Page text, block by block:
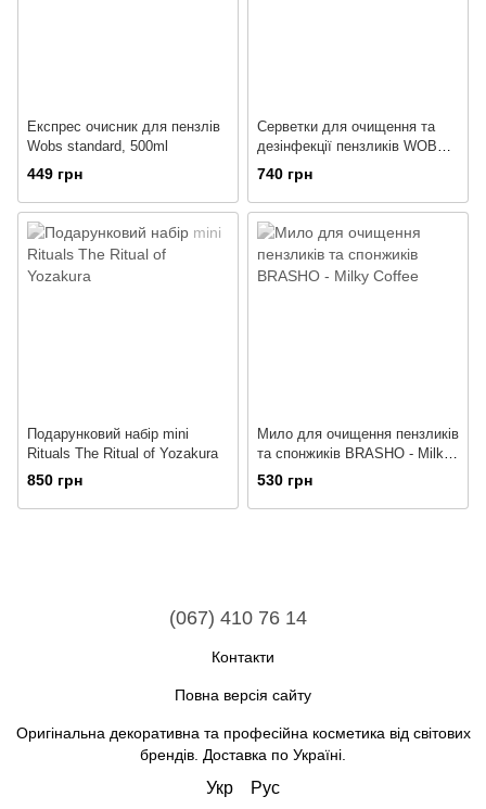
Експрес очисник для пензлів
Wobs standard, 500ml
449 грн
Серветки для очищення та
дезінфекції пензликів WOBS
Quick Wipes, 100шт
740 грн
Подарунковий набір mini
Rituals The Ritual of Yozakura
850 грн
Мило для очищення пензликів
та спонжиків BRASHO - Milky
Coffee
530 грн
(067) 410 76 14
Контакти
Повна версія сайту
Оригінальна декоративна та професійна косметика від світових
брендів. Доставка по Україні.
Укр Рус